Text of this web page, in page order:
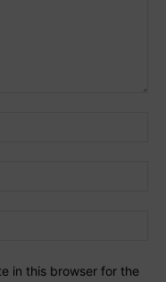
in this browser for the